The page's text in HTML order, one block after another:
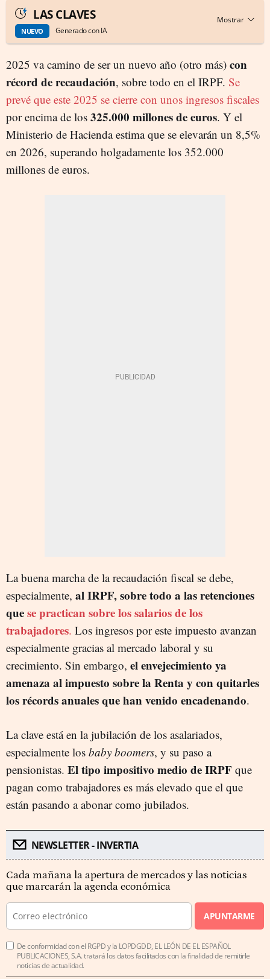
LAS CLAVES
NUEVO Generado con IA
2025 va camino de ser un nuevo año (otro más) con
récord de recaudación, sobre todo en el IRPF. Se
prevé que este 2025 se cierre con unos ingresos fiscales
por encima de los 325.000 millones de euros. Y el
Ministerio de Hacienda estima que se elevarán un 8,5%
en 2026, superando holgadamente los 352.000
millones de euros.
La buena marcha de la recaudación fiscal se debe,
especialmente, al IRPF, sobre todo a las retenciones
quese practican sobre los salarios de los
trabajadores. Los ingresos por este impuesto avanzan
especialmente gracias al mercado laboral y su
crecimiento. Sin embargo, el envejecimiento ya
amenaza al impuesto sobre la Renta y con quitarles
los récords anuales que han venido encadenando.
La clave está en la jubilación de los asalariados,
especialmente los baby boomers, y su paso a
pensionistas. El tipo impositivo medio de IRPF que
pagan como trabajadores es más elevado que el que
están pasando a abonar como jubilados.
NEWSLETTER - INVERTIA
Cada mañana la apertura de mercados y las noticias
que marcarán la agenda económica
APUNTARME
De conformidad con el RGPD y la LOPDGDD, EL LEÓN DE EL ESPAÑOL
PUBLICACIONES, S.A. tratará los datos facilitados con la finalidad de remitirle
noticias de actualidad.